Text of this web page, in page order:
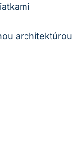
architektúrou